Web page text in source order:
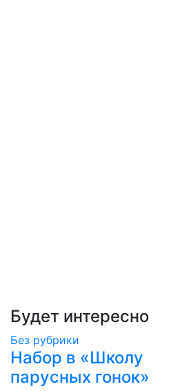
Будет интересно
Без рубрики
Набор в «Школу
парусных гонок»